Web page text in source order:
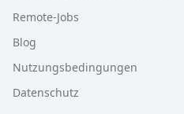
Remote-Jobs
Blog
Nutzungsbedingungen
Datenschutz